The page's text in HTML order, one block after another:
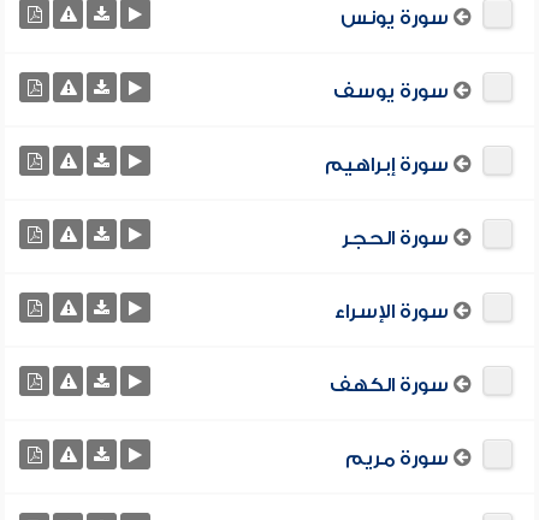
سورة يونس
سورة يوسف
سورة إبراهيم
سورة الحجر
سورة الإسراء
سورة الكهف
سورة مريم